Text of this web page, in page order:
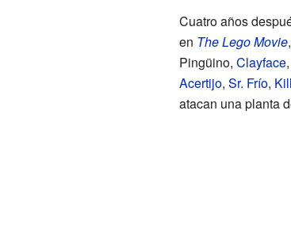
Cuatro años
en The Lego Movie
Pingüino, Clayface
Acertijo, Sr. Frío,
atacan una planta